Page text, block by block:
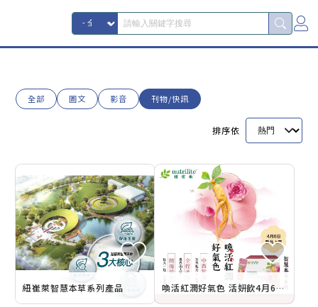
全部 圖文 影音 刊物/快訊
排序依
紐崔萊智慧本草系列產品 喚活紅潤好氣色 活妍飲4月6日上市